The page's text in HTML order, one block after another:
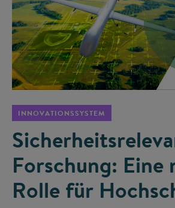
INNOVATIONSSYSTEM
Forschung: Eine
Rolle für